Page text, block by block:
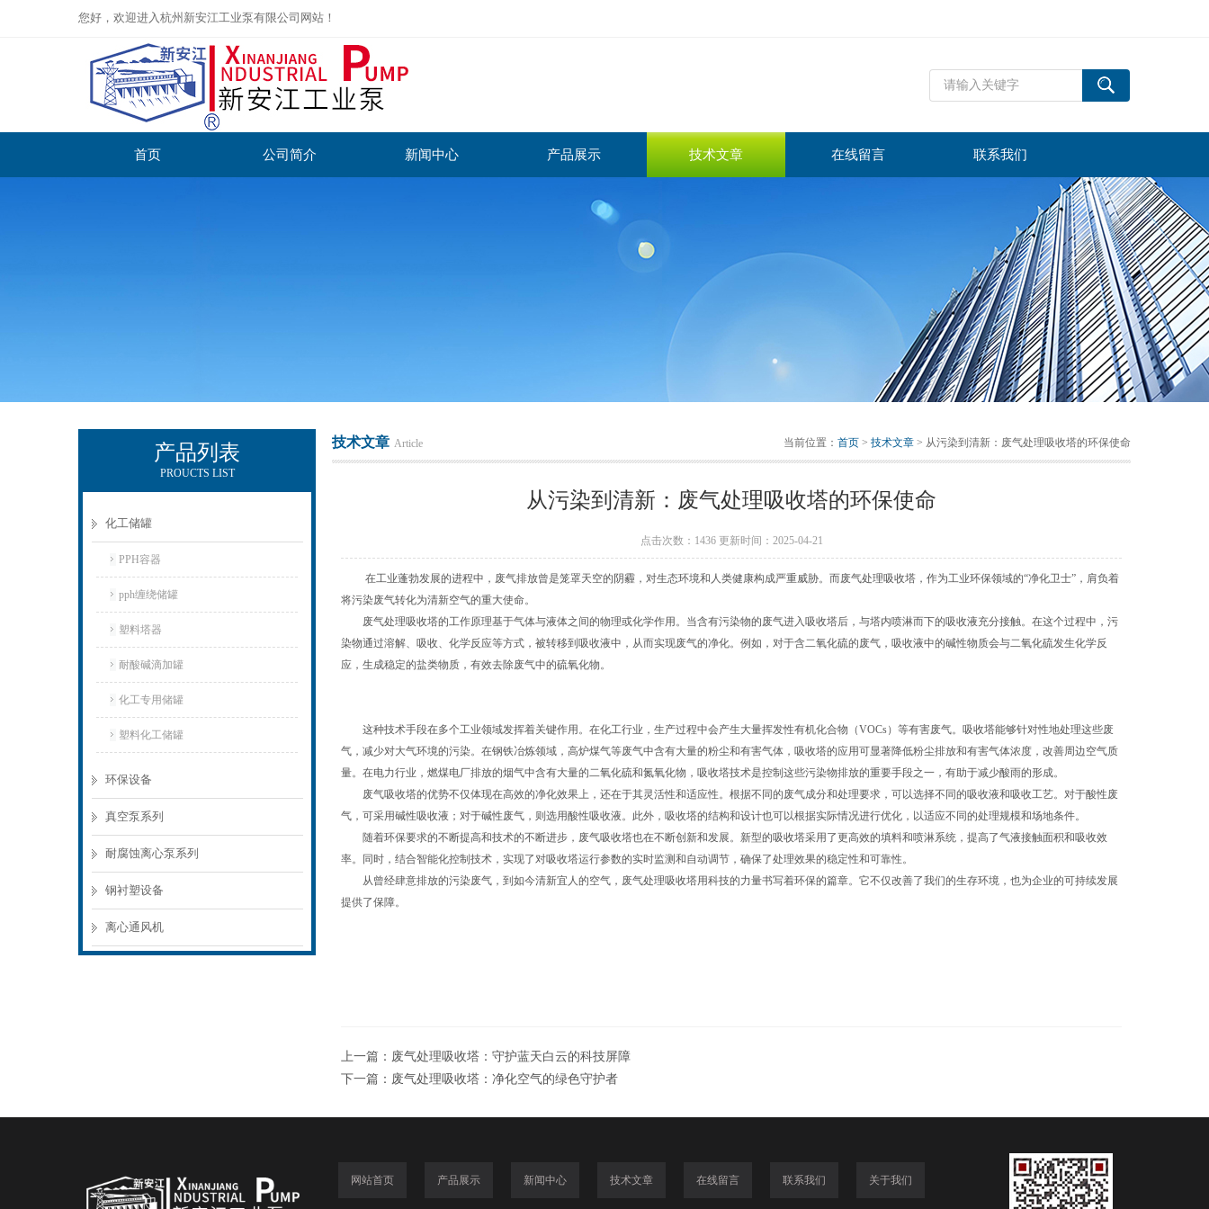
您好，欢迎进入杭州新安江工业泵有限公司网站！
首页 公司简介 新闻中心 产品展示 技术文章 在线留言 联系我们
产品列表
PROUCTS LIST
化工储罐
PPH容器
pph缠绕储罐
塑料塔器
耐酸碱滴加罐
化工专用储罐
塑料化工储罐
环保设备
真空泵系列
耐腐蚀离心泵系列
钢衬塑设备
离心通风机
技术文章 Article 当前位置： 首页 > 技术文章 > 从污染到清新：废气处理吸收塔的环保使命
从污染到清新：废气处理吸收塔的环保使命
点击次数：1436 更新时间：2025-04-21
在工业蓬勃发展的进程中，废气排放曾是笼罩天空的阴霾，对生态环境和人类健康构成严重威胁。而废气处理吸收塔，作为工业环保领域的“净化卫士”，肩负着
将污染废气转化为清新空气的重大使命。
废气处理吸收塔的工作原理基于气体与液体之间的物理或化学作用。当含有污染物的废气进入吸收塔后，与塔内喷淋而下的吸收液充分接触。在这个过程中，污
染物通过溶解、吸收、化学反应等方式，被转移到吸收液中，从而实现废气的净化。例如，对于含二氧化硫的废气，吸收液中的碱性物质会与二氧化硫发生化学反
应，生成稳定的盐类物质，有效去除废气中的硫氧化物。
这种技术手段在多个工业领域发挥着关键作用。在化工行业，生产过程中会产生大量挥发性有机化合物（VOCs）等有害废气。吸收塔能够针对性地处理这些废
气，减少对大气环境的污染。在钢铁冶炼领域，高炉煤气等废气中含有大量的粉尘和有害气体，吸收塔的应用可显著降低粉尘排放和有害气体浓度，改善周边空气质
量。在电力行业，燃煤电厂排放的烟气中含有大量的二氧化硫和氮氧化物，吸收塔技术是控制这些污染物排放的重要手段之一，有助于减少酸雨的形成。
废气吸收塔的优势不仅体现在高效的净化效果上，还在于其灵活性和适应性。根据不同的废气成分和处理要求，可以选择不同的吸收液和吸收工艺。对于酸性废
气，可采用碱性吸收液；对于碱性废气，则选用酸性吸收液。此外，吸收塔的结构和设计也可以根据实际情况进行优化，以适应不同的处理规模和场地条件。
随着环保要求的不断提高和技术的不断进步，废气吸收塔也在不断创新和发展。新型的吸收塔采用了更高效的填料和喷淋系统，提高了气液接触面积和吸收效
率。同时，结合智能化控制技术，实现了对吸收塔运行参数的实时监测和自动调节，确保了处理效果的稳定性和可靠性。
从曾经肆意排放的污染废气，到如今清新宜人的空气，废气处理吸收塔用科技的力量书写着环保的篇章。它不仅改善了我们的生存环境，也为企业的可持续发展
提供了保障。
上一篇： 废气处理吸收塔：守护蓝天白云的科技屏障
下一篇： 废气处理吸收塔：净化空气的绿色守护者
网站首页 产品展示 新闻中心 技术文章 在线留言 联系我们 关于我们